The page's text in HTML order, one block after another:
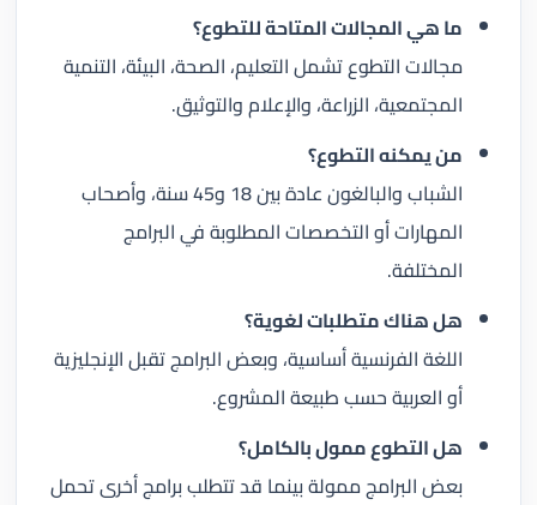
ما هي المجالات المتاحة للتطوع؟
مجالات التطوع تشمل التعليم، الصحة، البيئة، التنمية
المجتمعية، الزراعة، والإعلام والتوثيق.
من يمكنه التطوع؟
الشباب والبالغون عادة بين 18 و45 سنة، وأصحاب
المهارات أو التخصصات المطلوبة في البرامج
المختلفة.
هل هناك متطلبات لغوية؟
اللغة الفرنسية أساسية، وبعض البرامج تقبل الإنجليزية
أو العربية حسب طبيعة المشروع.
هل التطوع ممول بالكامل؟
بعض البرامج ممولة بينما قد تتطلب برامج أخرى تحمل